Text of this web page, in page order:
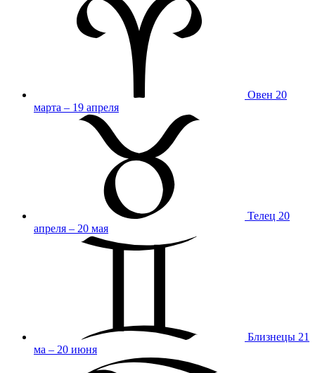
Овен 20
марта – 19 апреля
Телец 20
апреля – 20 мая
Близнецы 21
ма – 20 июня